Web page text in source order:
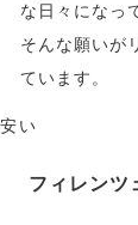
な日々になっ
そんな願いが
ています。
フィレンツ